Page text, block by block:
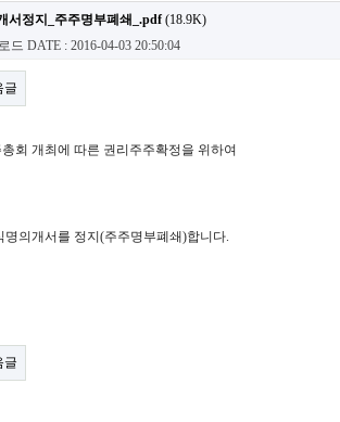
서정지_주주명부폐쇄_.pdf(18.9K)
드 DATE : 2016-04-03 20:50:04
글
회 개최에 따른 권리주주확정을 위하여
명의개서를 정지(주주명부폐쇄)합니다.
글